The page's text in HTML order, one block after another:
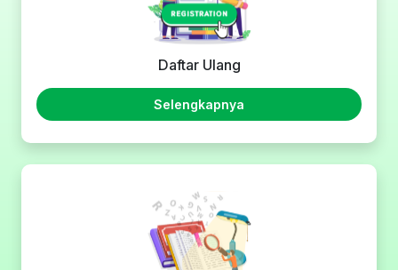
Daftar Ulang
Selengkapnya